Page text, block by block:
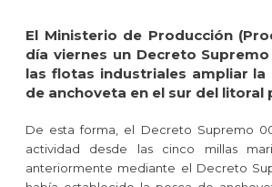
El Ministerio de Producción
día viernes un Decreto
las flotas industriales ampliar la
de anchoveta en el sur del litoral
De esta forma, el Decreto Supremo
actividad desde las cinco millas
anteriormente mediante el Decreto